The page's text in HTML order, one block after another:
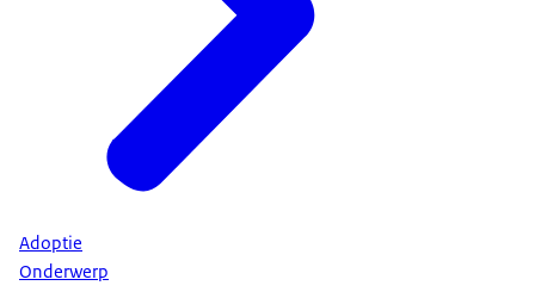
Adoptie
Onderwerp